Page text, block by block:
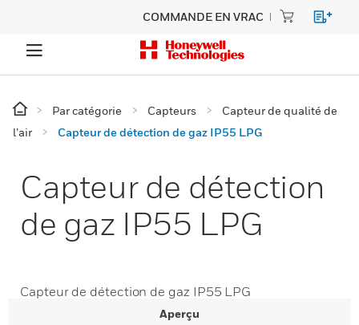
COMMANDE EN VRAC
Par catégorie Capteurs
Capteur de qualité de
l’air
Capteur de détection de gaz IP55 LPG
Capteur de détection
de gaz IP55 LPG
Capteur de détection de gaz IP55 LPG
Aperçu